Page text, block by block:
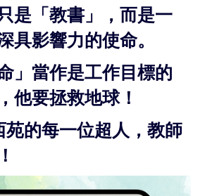
是「教書」，而是一
具影響力的使命。
」當作是工作目標的
他要拯救地球！
苑的每一位超人，教師